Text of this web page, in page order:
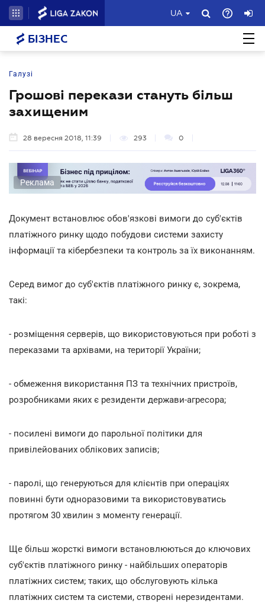
UA
БІЗНЕС
Галузі
Грошові перекази стануть більш
захищеним
28 вересня 2018, 11:39 293 0
Реклама
Документ встановлює обов'язкові вимоги до суб'єктів
платіжного ринку щодо побудови системи захисту
інформації та кібербезпеки та контроль за їх виконанням.
Серед вимог до суб'єктів платіжного ринку є, зокрема,
такі:
- розміщення серверів, що використовуються при роботі з
переказами та архівами, на території України;
- обмеження використання ПЗ та технічних пристроїв,
розробниками яких є резиденти держави-агресора;
- посилені вимоги до парольної політики для
привілейованих облікових записів;
- паролі, що генеруються для клієнтів при операціях
повинні бути одноразовими та використовуватись
протягом 30 хвилин з моменту генерації.
Ще більш жорсткі вимоги встановлюються до ключових
суб'єктів платіжного ринку - найбільших операторів
платіжних систем; таких, що обслуговують кілька
платіжних систем та системи, створені нерезидентами.